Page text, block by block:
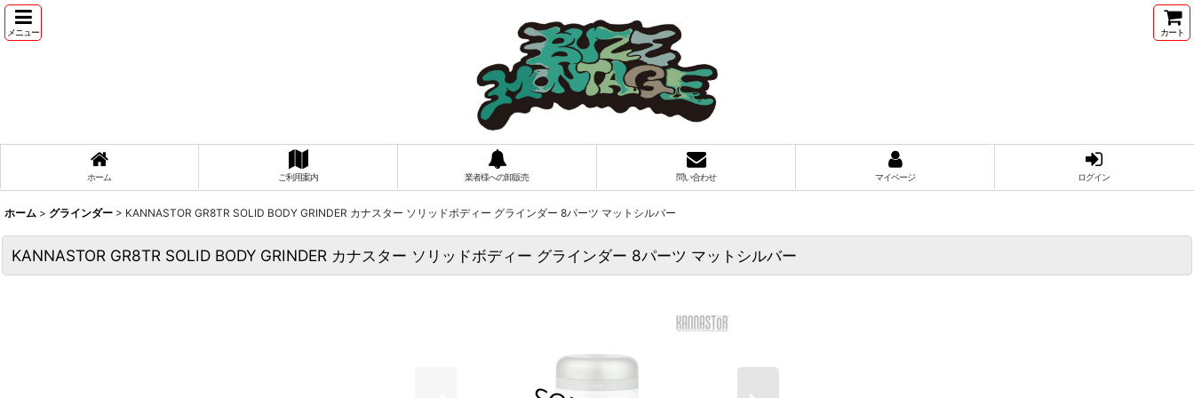
メニュー カート
ホーム ご利用案内 業者様への卸販売 問い合わせ マイページ ログイン
ホーム > グラインダー > KANNASTOR GR8TR SOLID BODY GRINDER カナスター ソリッドボディー グラインダー 8パーツ マットシルバー
KANNASTOR GR8TR SOLID BODY GRINDER カナスター ソリッドボディー グラインダー 8パーツ マットシルバー